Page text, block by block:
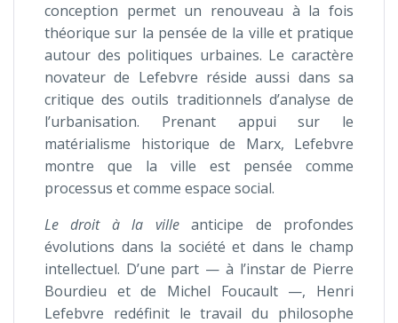
conception permet un renouveau à la fois
théorique sur la pensée de la ville et pratique
autour des politiques urbaines. Le caractère
novateur de Lefebvre réside aussi dans sa
critique des outils traditionnels d’analyse de
l’urbanisation. Prenant appui sur le
matérialisme historique de Marx, Lefebvre
montre que la ville est pensée comme
processus et comme espace social.
Le droit à la villeanticipe de profondes
évolutions dans la société et dans le champ
intellectuel. D’une part — à l’instar de Pierre
Bourdieu et de Michel Foucault —, Henri
Lefebvre redéfinit le travail du philosophe